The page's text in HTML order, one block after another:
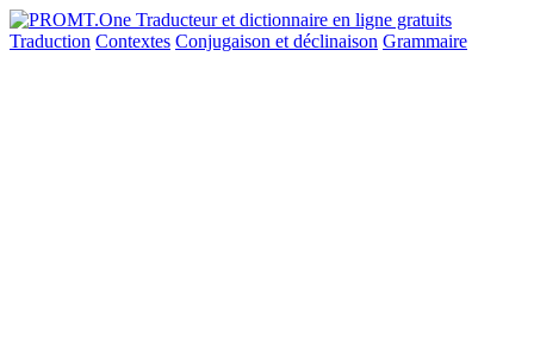
Traduction Contextes Conjugaison et déclinaison Grammaire